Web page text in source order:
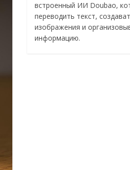
встроенный ИИ Doubao,
переводить текст,
изображения и
информацию.